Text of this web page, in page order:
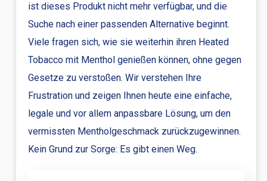
ist dieses Produkt nicht mehr verfügbar, und die
Suche nach einer passenden Alternative beginnt.
Viele fragen sich, wie sie weiterhin ihren Heated
Tobacco mit Menthol genießen können, ohne gegen
Gesetze zu verstoßen. Wir verstehen Ihre
Frustration und zeigen Ihnen heute eine einfache,
legale und vor allem anpassbare Lösung, um den
vermissten Mentholgeschmack zurückzugewinnen.
Kein Grund zur Sorge: Es gibt einen Weg.